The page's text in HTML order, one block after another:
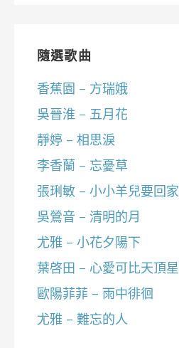
隨選歌曲
香蕉園 – 方瑞娥
吳晉淮 – 五月花
靜婷 – 相思淚
李香蘭 – 忘憂草
張琍敏 – 小小羊兒要回家
吳鶯音 – 清明的月
尤雅 – 小花夕陽下
葉啓田 – 心愛可比天頂星
歐陽菲菲 – 雨中徘徊
尤雅 – 難忘的人